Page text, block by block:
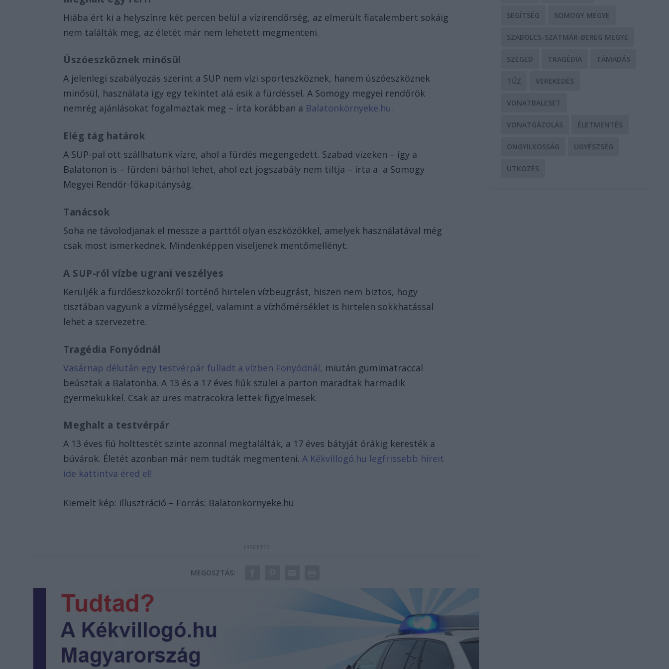
Hiába ért ki a helyszínre két percen belül a vízirendőrség, az elmerült fiatalembert sokáig
nem találták meg, az életét már nem lehetett megmenteni.
Úszóeszköznek minősül
A jelenlegi szabályozás szerint a SUP nem vízi sporteszköznek, hanem úszóeszköznek
minősül, használata így egy tekintet alá esik a fürdéssel. A Somogy megyei rendőrök
nemrég ajánlásokat fogalmaztak meg – írta korábban a Balatonkörnyeke.hu.
Elég tág határok
A SUP-pal ott szállhatunk vízre, ahol a fürdés megengedett. Szabad vizeken – így a
Balatonon is – fürdeni bárhol lehet, ahol ezt jogszabály nem tiltja – írta a a Somogy
Megyei Rendőr-főkapitányság.
Tanácsok
Soha ne távolodjanak el messze a parttól olyan eszközökkel, amelyek használatával még
csak most ismerkednek. Mindenképpen viseljenek mentőmellényt.
A SUP-ról vízbe ugrani veszélyes
Kerüljék a fürdőeszközökről történő hirtelen vízbeugrást, hiszen nem biztos, hogy
tisztában vagyunk a vízmélységgel, valamint a vízhőmérséklet is hirtelen sokkhatással
lehet a szervezetre.
Tragédia Fonyódnál
Vasárnap délután egy testvérpár fulladt a vízben Fonyódnál, miután gumimatraccal
beúsztak a Balatonba. A 13 és a 17 éves fiúk szülei a parton maradtak harmadik
gyermekükkel. Csak az üres matracokra lettek figyelmesek.
Meghalt a testvérpár
A 13 éves fiú holttestét szinte azonnal megtalálták, a 17 éves bátyját órákig keresték a
búvárok. Életét azonban már nem tudták megmenteni.A Kékvillogó.hu legfrissebb híreit
ide kattintva éred el!
Kiemelt kép: illusztráció – Forrás: Balatonkörnyeke.hu
MEGOSZTÁS:
SEGÍTSÉG SOMOGY MEGYE
SZABOLCS-SZATMÁR-BEREG MEGYE
SZEGED TRAGÉDIA TÁMADÁS
TŰZ VEREKEDÉS
VONATBALESET
VONATGÁZOLÁS ÉLETMENTÉS
ÖNGYILKOSSÁG ÜGYÉSZSÉG
ÜTKÖZÉS